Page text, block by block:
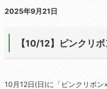
2025年9月21日
【10/12】ピンクリ
10月12日(日)に「ピンクリボ